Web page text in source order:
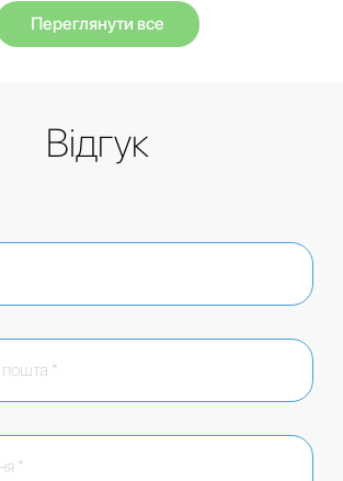
Переглянути все
Відгук